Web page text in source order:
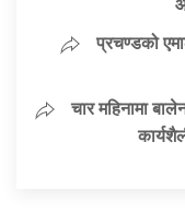
प्रचण्डको
चार महिनामा